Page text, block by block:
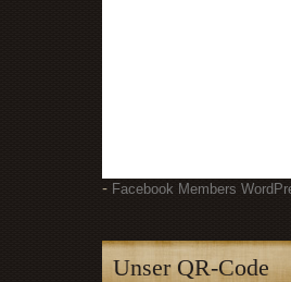
- Facebook Members
Unser QR-Code